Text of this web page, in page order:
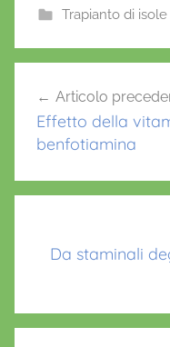
e
b
o
k
er l
Trapianto di isole
articoli
Articolo
Effetto della
benfotiamina
Da staminali